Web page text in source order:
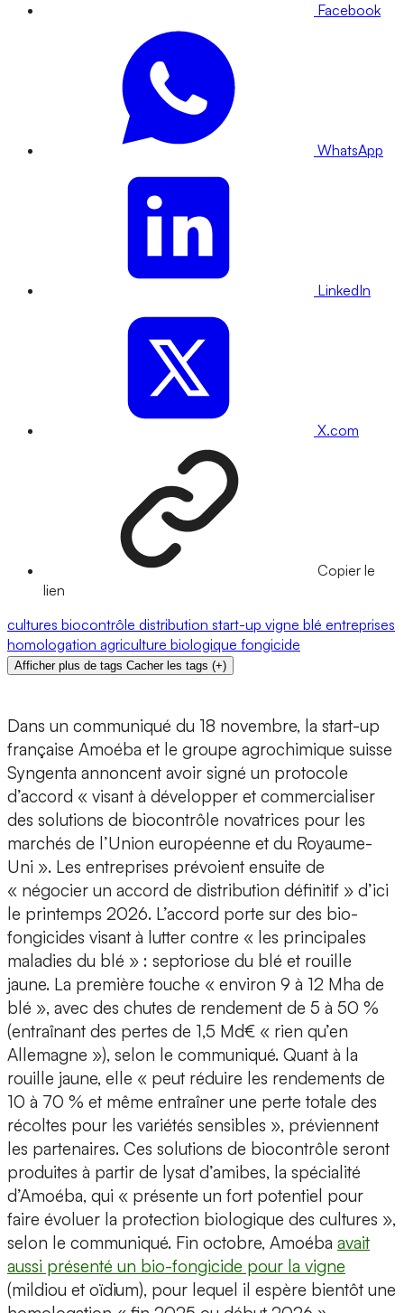
Facebook
WhatsApp
LinkedIn
X.com
Copier le
lien
cultures biocontrôle distribution start-up vigne blé entreprises
homologation agriculture biologique fongicide
Afficher plus de tags Cacher les tags (+)
Dans un communiqué du 18 novembre, la start-up
française Amoéba et le groupe agrochimique suisse
Syngenta annoncent avoir signé un protocole
d’accord « visant à développer et commercialiser
des solutions de biocontrôle novatrices pour les
marchés de l’Union européenne et du Royaume-
Uni ». Les entreprises prévoient ensuite de
« négocier un accord de distribution définitif » d’ici
le printemps 2026. L’accord porte sur des bio-
fongicides visant à lutter contre « les principales
maladies du blé » : septoriose du blé et rouille
jaune. La première touche « environ 9 à 12 Mha de
blé », avec des chutes de rendement de 5 à 50 %
(entraînant des pertes de 1,5 Md€ « rien qu’en
Allemagne »), selon le communiqué. Quant à la
rouille jaune, elle « peut réduire les rendements de
10 à 70 % et même entraîner une perte totale des
récoltes pour les variétés sensibles », préviennent
les partenaires. Ces solutions de biocontrôle seront
produites à partir de lysat d’amibes, la spécialité
d’Amoéba, qui « présente un fort potentiel pour
faire évoluer la protection biologique des cultures »,
selon le communiqué. Fin octobre, Amoéba avait
aussi présenté un bio-fongicide pour la vigne
(mildiou et oïdium), pour lequel il espère bientôt une